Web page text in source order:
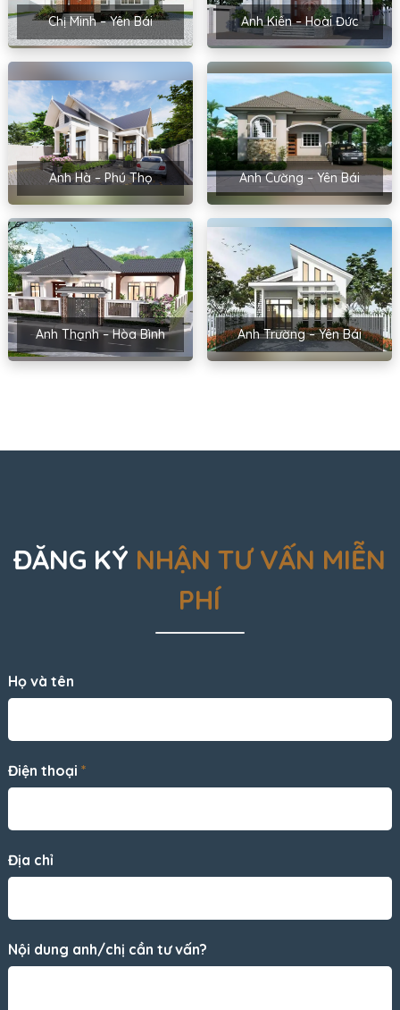
Chị Minh – Yên Bái Anh Kiên – Hoài Đức
Anh Hà – Phú Thọ Anh Cường – Yên Bái
Anh Thạnh – Hòa Bình Anh Trường – Yên Bái
ĐĂNG KÝ NHẬN TƯ VẤN MIỄN
PHÍ
Họ và tên
Điện thoại *
Địa chỉ
Nội dung anh/chị cần tư vấn?